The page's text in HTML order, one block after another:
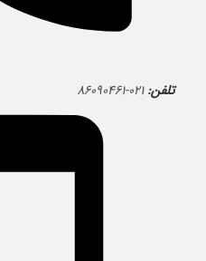
تلفن: ۰۲۱-۸۶۰۹۰۴۶۱